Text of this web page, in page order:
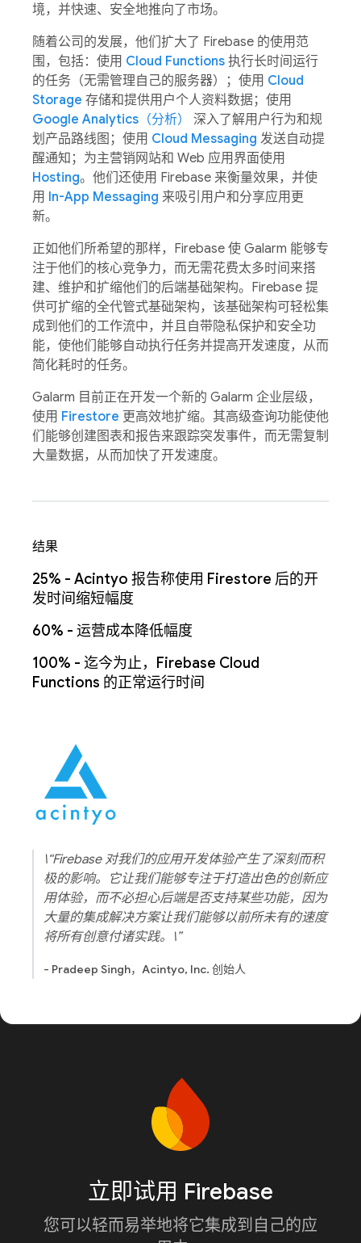
境，并快速、安全地推向了市场。
随着公司的发展，他们扩大了 Firebase 的使用范
围，包括：使用 Cloud Functions 执行长时间运行
的任务（无需管理自己的服务器）；使用 Cloud
Storage 存储和提供用户个人资料数据；使用
Google Analytics（分析）
深入了解用户行为和规
划产品路线图；使用 Cloud Messaging 发送自动提
醒通知；为主营销网站和 Web 应用界面使用
Hosting。他们还使用 Firebase 来衡量效果，并使
用 In-App Messaging 来吸引用户和分享应用更
新。
正如他们所希望的那样，Firebase 使 Galarm 能够专
注于他们的核心竞争力，而无需花费太多时间来搭
建、维护和扩缩他们的后端基础架构。Firebase 提
供可扩缩的全代管式基础架构，该基础架构可轻松集
成到他们的工作流中，并且自带隐私保护和安全功
能，使他们能够自动执行任务并提高开发速度，从而
简化耗时的任务。
Galarm 目前正在开发一个新的 Galarm 企业层级，
使用 Firestore 更高效地扩缩。其高级查询功能使他
们能够创建图表和报告来跟踪突发事件，而无需复制
大量数据，从而加快了开发速度。
结果
25% - Acintyo 报告称使用 Firestore 后的开
发时间缩短幅度
60% - 运营成本降低幅度
100% - 迄今为止，Firebase Cloud
Functions 的正常运行时间
\“Firebase 对我们的应用开发体验产生了深刻而积
极的影响。它让我们能够专注于打造出色的创新应
用体验，而不必担心后端是否支持某些功能，因为
大量的集成解决方案让我们能够以前所未有的速度
将所有创意付诸实践。\”
- Pradeep Singh，Acintyo, Inc. 创始人
立即试用 Firebase
您可以轻而易举地将它集成到自己的应